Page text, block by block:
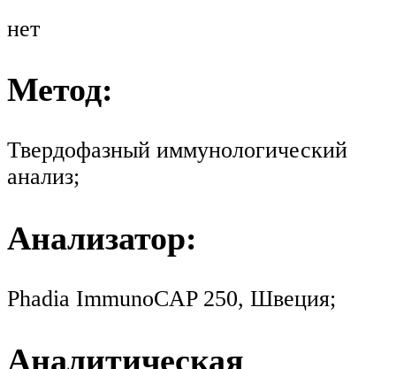
нет
Метод:
Твердофазный иммунологический
анализ;
Анализатор:
Phadia ImmunoCAP 250, Швеция;
Аналитическая